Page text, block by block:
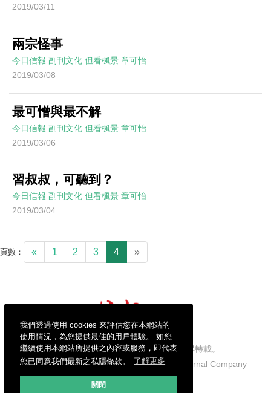
我們透過使用 cookies 來評估您在本網站的
使用情況，為您提供最佳的用戶體驗。 如您
繼續使用本網站所提供之內容或服務，即代表
您已同意我們最新之私隱條款。
了解更多
關閉
2019/03/11
兩宗怪事
今日信報 副刊文化 但看楓景 章可怡
2019/03/08
最可憎與最不解
今日信報 副刊文化 但看楓景 章可怡
2019/03/06
習叔叔，可聽到？
今日信報 副刊文化 但看楓景 章可怡
2019/03/04
頁數： « 1 2 3 4 »
信報財經新聞有限公司版權所有，不得轉載。
Copyright © 2026 Hong Kong Economic Journal Company
Limited. All rights reserved.